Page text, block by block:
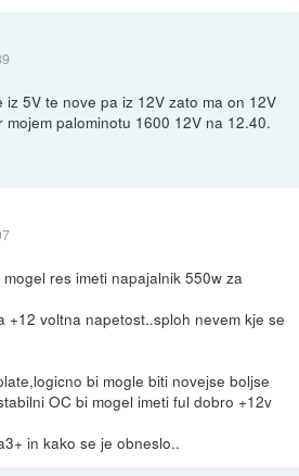
5V te nove pa iz 12V zato ma on 12V
palominotu 1600 12V na 12.40.
res imeti napajalnik 550w za
+12 voltna napetost..sploh nevem kje se
bi mogle biti novejse boljse
OC bi mogel imeti ful dobro +12v
in kako se je obneslo..